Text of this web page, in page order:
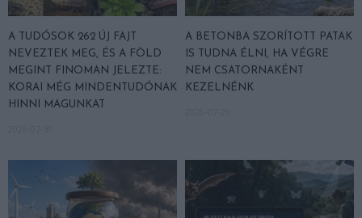
A TUDÓSOK 262 ÚJ FAJT
NEVEZTEK MEG, ÉS A FÖLD
MEGINT FINOMAN JELEZTE:
KORAI MÉG MINDENTUDÓNAK
HINNI MAGUNKAT
A BETONBA SZORÍTOTT PATAK
IS TUDNA ÉLNI, HA VÉGRE
NEM CSATORNAKÉNT
KEZELNÉNK